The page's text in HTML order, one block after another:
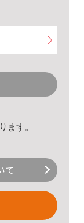
ます。
て